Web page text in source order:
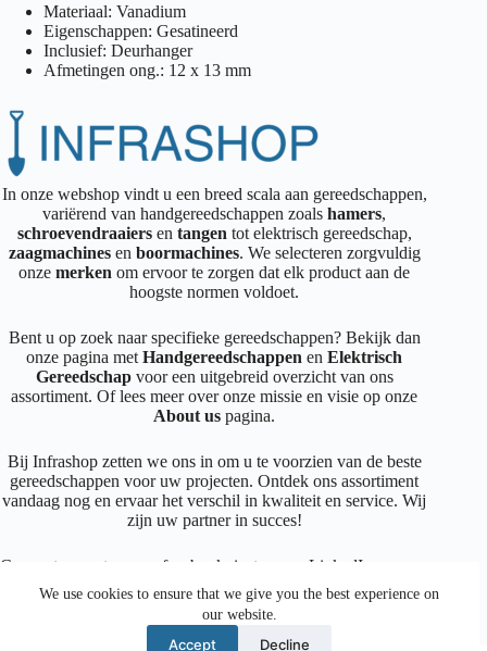
We use cookies to ensure that we give you the best experience on
our website.
Accept Decline
Materiaal: Vanadium
Eigenschappen: Gesatineerd
Inclusief: Deurhanger
Afmetingen ong.: 12 x 13 mm
In onze webshop vindt u een breed scala aan gereedschappen,
variërend van handgereedschappen zoalshamers,
schroevendraaiersen tangen tot elektrisch gereedschap,
zaagmachines en boormachines. We selecteren zorgvuldig
onzemerkenom ervoor te zorgen dat elk product aan de
hoogste normen voldoet.
Bent u op zoek naar specifieke gereedschappen? Bekijk dan
onze pagina metHandgereedschappen enElektrisch
Gereedschapvoor een uitgebreid overzicht van ons
assortiment. Of lees meer over onze missie en visie op onze
About us pagina.
Bij Infrashop zetten we ons in om u te voorzien van de beste
gereedschappen voor uw projecten. Ontdek ons assortiment
vandaag nog en ervaar het verschil in kwaliteit en service. Wij
zijn uw partner in succes!
Connecteer met ons op facebook instagram LinkedIn
Facebook
Instagram
LinkedIn